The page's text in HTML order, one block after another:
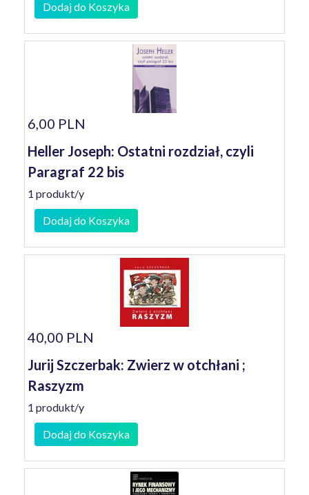
Dodaj do Koszyka
6,00 PLN
Heller Joseph: Ostatni rozdział, czyli
Paragraf 22 bis
1 produkt/y
Dodaj do Koszyka
40,00 PLN
Jurij Szczerbak: Zwierz w otchłani ;
Raszyzm
1 produkt/y
Dodaj do Koszyka